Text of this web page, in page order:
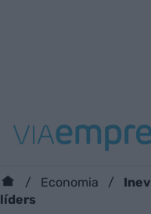
Economia
líders